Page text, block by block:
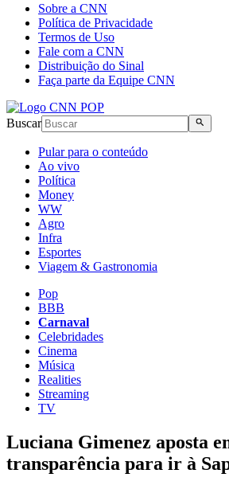
Sobre a CNN
Política de Privacidade
Termos de Uso
Fale com a CNN
Distribuição do Sinal
Faça parte da Equipe CNN
Buscar
Pular para o conteúdo
Ao vivo
Política
Money
WW
Agro
Infra
Esportes
Viagem & Gastronomia
Pop
BBB
Carnaval
Celebridades
Cinema
Música
Realities
Streaming
TV
Luciana Gimenez aposta
transparência para ir à